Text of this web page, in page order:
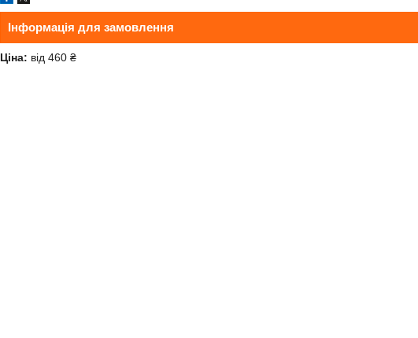
Інформація для замовлення
Ціна: від 460 ₴